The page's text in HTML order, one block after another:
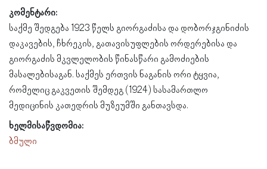
კომენტარი:
საქმე შედგება 1923 წელს გიორგაძისა და დობორჯგინიძის
დაკავების, ჩხრეკის, გათავისუფლების ორდერებისა და
გიორგაძის მკვლელობის წინასწარი გამოძიების
მასალებისაგან. საქმეს ერთვის ნაგანის ორი ტყვია,
რომელიც გაკვეთის შემდეგ (1924) სასამართლო
მედიცინის კათედრის მუზეუმში განთავსდა.
ხელმისაწვდომია:
ბმული